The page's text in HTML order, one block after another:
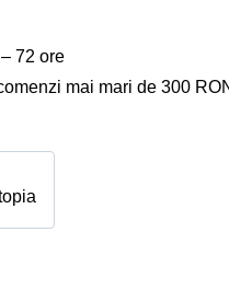
72 ore
mai mari de 300